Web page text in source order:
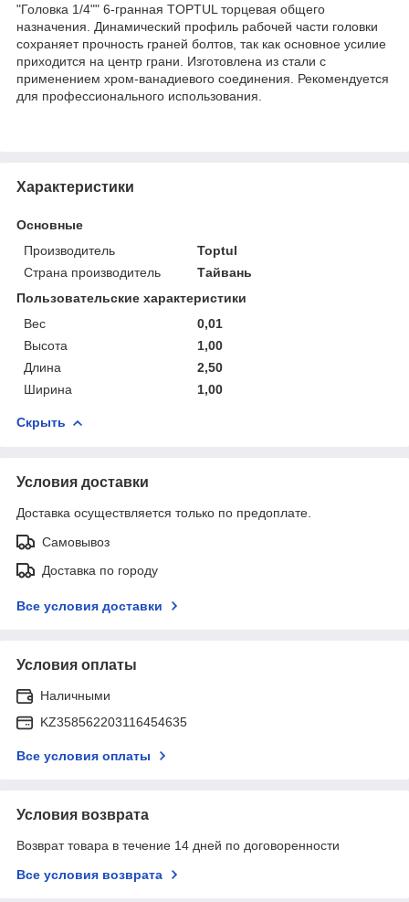
"Головка 1/4"" 6-гранная TOPTUL торцевая общего
назначения. Динамический профиль рабочей части головки
сохраняет прочность граней болтов, так как основное усилие
приходится на центр грани. Изготовлена из стали с
применением хром-ванадиевого соединения. Рекомендуется
для профессионального использования.
Характеристики
Основные
Производитель
Toptul
Страна производитель
Тайвань
Пользовательские характеристики
Вес
0,01
Высота
1,00
Длина
2,50
Ширина
1,00
Скрыть
Условия доставки
Доставка осуществляется только по предоплате.
Самовывоз
Доставка по городу
Все условия доставки
Условия оплаты
Наличными
KZ358562203116454635
Все условия оплаты
Условия возврата
Возврат товара в течение 14 дней по договоренности
Все условия возврата